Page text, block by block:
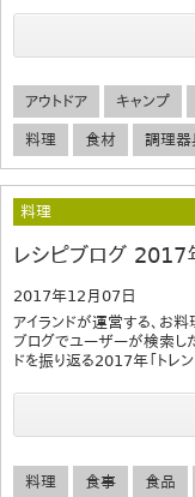
アウトドア キャンプ
料理 食材 調理器
料理
レシピブログ 2017
2017年12月07日
アイランドが運営する、お料
ブログでユーザーが検索し
ドを振り返る2017年「トレ
料理 食事 食品